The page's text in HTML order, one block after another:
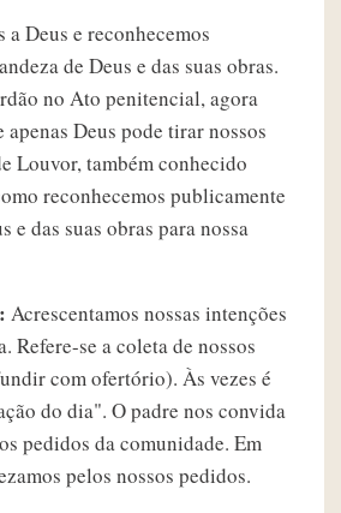
a Deus e reconhecemos
de Deus e das suas obras.
no Ato penitencial, agora
apenas Deus pode tirar nossos
Louvor, também conhecido
reconhecemos publicamente
e das suas obras para nossa
Acrescentamos nossas intenções
Refere-se a coleta de nossos
com ofertório). Às vezes é
do dia". O padre nos convida
pedidos da comunidade. Em
pelos nossos pedidos.